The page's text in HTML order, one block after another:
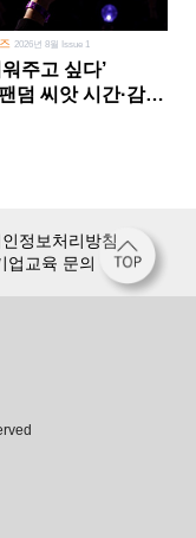
2026년 8월 Issue 1
주고 싶다’
덤 씨앗 시간·감정
인정보처리방침
업교육 문의